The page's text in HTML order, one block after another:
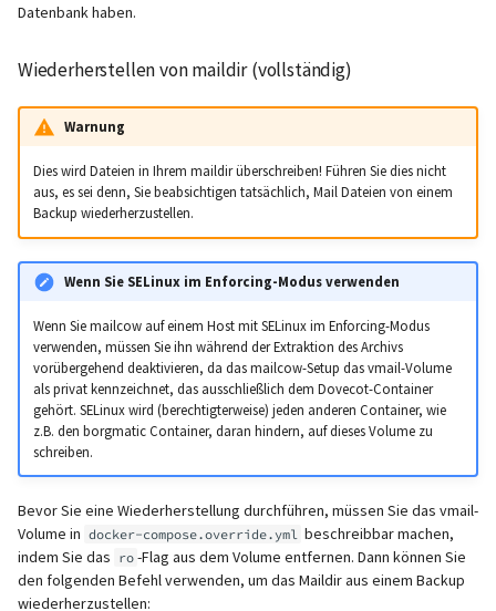
Datenbank haben.
Wiederherstellen von maildir (vollständig)
Warnung
Dies wird Dateien in Ihrem maildir überschreiben! Führen Sie dies nicht
aus, es sei denn, Sie beabsichtigen tatsächlich, Mail Dateien von einem
Backup wiederherzustellen.
Wenn Sie SELinux im Enforcing-Modus verwenden
Wenn Sie mailcow auf einem Host mit SELinux im Enforcing-Modus
verwenden, müssen Sie ihn während der Extraktion des Archivs
vorübergehend deaktivieren, da das mailcow-Setup das vmail-Volume
als privat kennzeichnet, das ausschließlich dem Dovecot-Container
gehört. SELinux wird (berechtigterweise) jeden anderen Container, wie
z.B. den borgmatic Container, daran hindern, auf dieses Volume zu
schreiben.
Bevor Sie eine Wiederherstellung durchführen, müssen Sie das vmail-
Volume in docker-compose.override.yml beschreibbar machen,
indem Sie das ro -Flag aus dem Volume entfernen. Dann können Sie
den folgenden Befehl verwenden, um das Maildir aus einem Backup
wiederherzustellen: